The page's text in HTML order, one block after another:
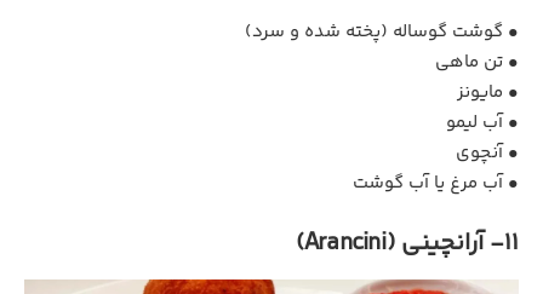
• گوشت گوساله (پخته‌ شده و سرد)
• تن ماهی
• مایونز
• آب‌ لیمو
• آنچوی
• آب مرغ یا آب گوشت
11- آرانچینی (Arancini)